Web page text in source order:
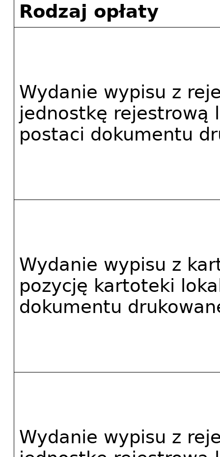
Rodzaj opłaty
Wydanie wypisu z
jednostkę rejestrową
postaci dokumentu
Wydanie wypisu z
pozycję kartoteki
dokumentu
Wydanie wypisu z